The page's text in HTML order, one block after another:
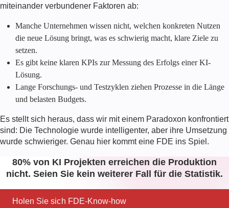
miteinander verbundener Faktoren ab:
Manche Unternehmen wissen nicht, welchen konkreten Nutzen
die neue Lösung bringt, was es schwierig macht, klare Ziele zu
setzen.
Es gibt keine klaren KPIs zur Messung des Erfolgs einer KI-
Lösung.
Lange Forschungs- und Testzyklen ziehen Prozesse in die Länge
und belasten Budgets.
Es stellt sich heraus, dass wir mit einem Paradoxon konfrontiert
sind: Die Technologie wurde intelligenter, aber ihre Umsetzung
wurde schwieriger. Genau hier kommt eine FDE ins Spiel.
80% von KI Projekten erreichen die Produktion
nicht. Seien Sie kein weiterer Fall für die Statistik.
Holen Sie sich FDE-Know-how